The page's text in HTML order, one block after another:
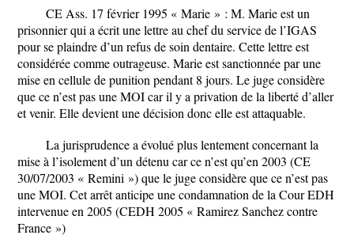
CE Ass. 17 février 1995 « Marie » : M. Marie est un
prisonnier qui a écrit une lettre au chef du service de l’IGAS
pour se plaindre d’un refus de soin dentaire. Cette lettre est
considérée comme outrageuse. Marie est sanctionnée par une
mise en cellule de punition pendant 8 jours. Le juge considère
que ce n’est pas une MOI car il y a privation de la liberté d’aller
et venir. Elle devient une décision donc elle est attaquable.
La jurisprudence a évolué plus lentement concernant la
mise à l’isolement d’un détenu car ce n’est qu’en 2003 (CE
30/07/2003 « Remini ») que le juge considère que ce n’est pas
une MOI. Cet arrêt anticipe une condamnation de la Cour EDH
intervenue en 2005 (CEDH 2005 « Ramirez Sanchez contre
France »)